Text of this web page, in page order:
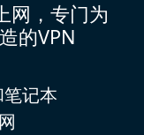
网，专门为
的VPN
记本